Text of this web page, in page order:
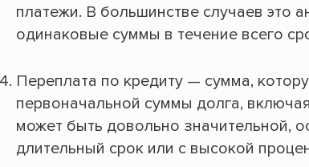
платежи. В большинстве случаев это
одинаковые суммы в течение всего
Переплата по кредиту — сумма,
первоначальной суммы долга,
может быть довольно значительной,
длительный срок или с высокой